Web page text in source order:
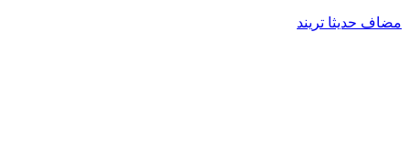
مضاف حديثا تريند